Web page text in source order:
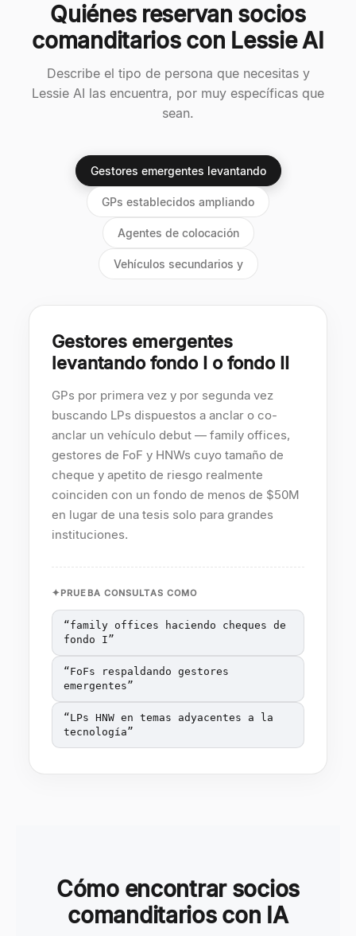
Quiénes reservan socios
comanditarios con Lessie AI
Describe el tipo de persona que necesitas y
Lessie AI las encuentra, por muy específicas que
sean.
Gestores emergentes levantando
GPs establecidos ampliando
Agentes de colocación
Vehículos secundarios y
Gestores emergentes
levantando fondo I o fondo II
GPs por primera vez y por segunda vez
buscando LPs dispuestos a anclar o co-
anclar un vehículo debut — family offices,
gestores de FoF y HNWs cuyo tamaño de
cheque y apetito de riesgo realmente
coinciden con un fondo de menos de $50M
en lugar de una tesis solo para grandes
instituciones.
PRUEBA CONSULTAS COMO
“family offices haciendo cheques de
fondo I”
“FoFs respaldando gestores
emergentes”
“LPs HNW en temas adyacentes a la
tecnología”
Cómo encontrar socios
comanditarios con IA